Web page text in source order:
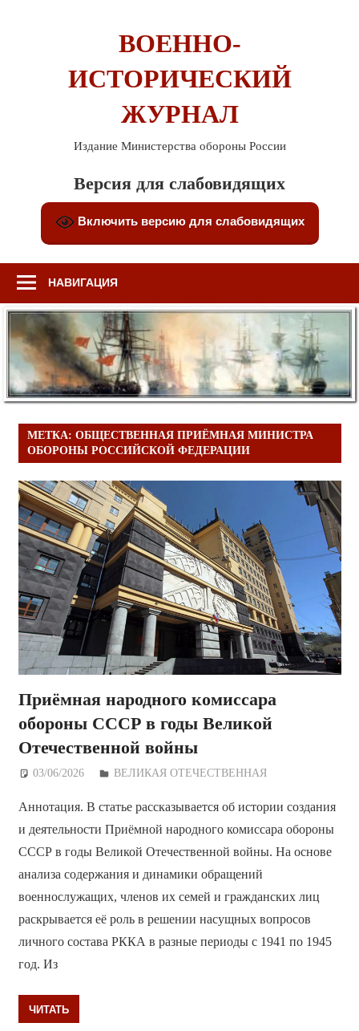
ВОЕННО-
ИСТОРИЧЕСКИЙ
ЖУРНАЛ
Издание Министерства обороны России
Версия для слабовидящих
Включить версию для слабовидящих
НАВИГАЦИЯ
МЕТКА: ОБЩЕСТВЕННАЯ ПРИЁМНАЯ МИНИСТРА
ОБОРОНЫ РОССИЙСКОЙ ФЕДЕРАЦИИ
Приёмная народного комиссара
обороны СССР в годы Великой
Отечественной войны
03/06/2026 Дежурный по Редакции
ВЕЛИКАЯ ОТЕЧЕСТВЕННАЯ
Аннотация. В статье рассказывается об истории создания
и деятельности Приёмной народного комиссара обороны
СССР в годы Великой Отечественной войны. На основе
анализа содержания и динамики обращений
военнослужащих, членов их семей и гражданских лиц
раскрывается её роль в решении насущных вопросов
личного состава РККА в разные периоды с 1941 по 1945
год. Из
ЧИТАТЬ